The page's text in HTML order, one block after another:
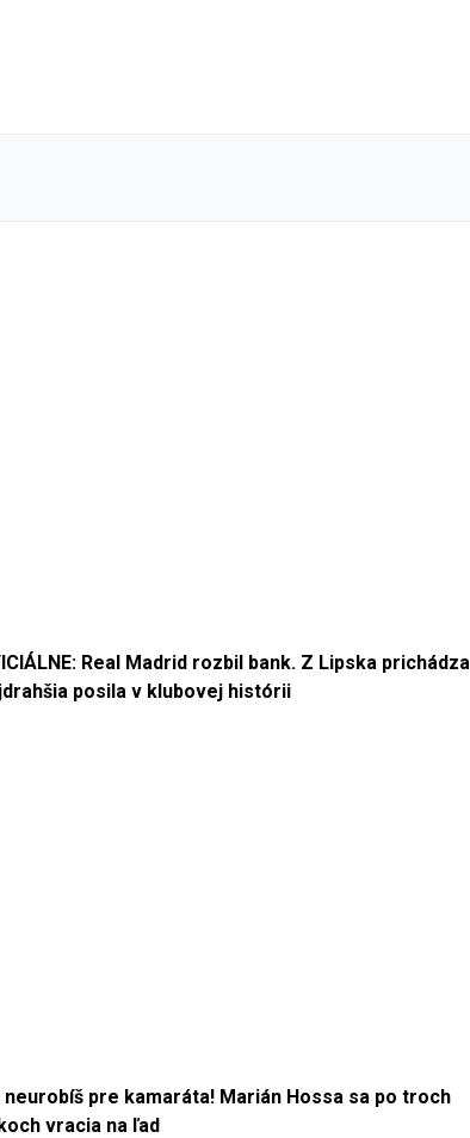
Real Madrid rozbil bank. Z Lipska prichádza
posila v klubovej histórii
neurobíš pre kamaráta! Marián Hossa sa po troch
vracia na ľad